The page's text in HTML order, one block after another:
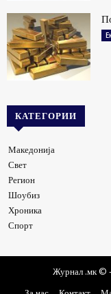
КАТЕГОРИИ
Македонија
Свет
Регион
Шоубиз
Хроника
Спорт
Журнал .мк ©